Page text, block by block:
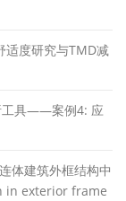
适度研究与TMD减
工具——案例4: 应
体建筑外框结构中
in exterior frame